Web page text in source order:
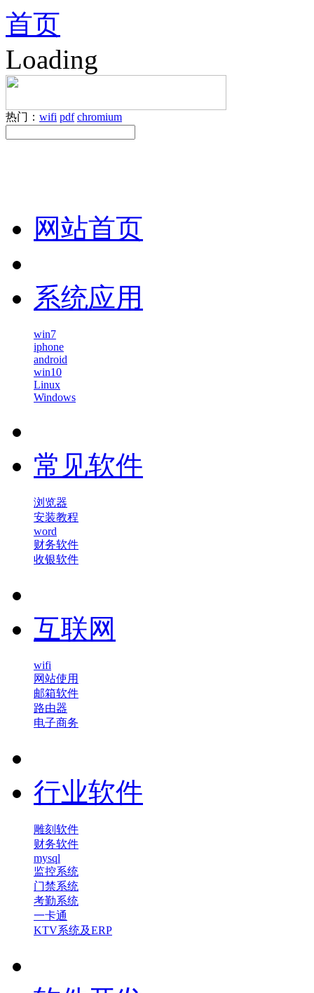
首页
Loading
热门： wifi pdf chromium
网站首页
系统应用
win7
iphone
android
win10
Linux
Windows
常见软件
浏览器
安装教程
word
财务软件
收银软件
互联网
wifi
网站使用
邮箱软件
路由器
电子商务
行业软件
雕刻软件
财务软件
mysql
监控系统
门禁系统
考勤系统
一卡通
KTV系统及ERP